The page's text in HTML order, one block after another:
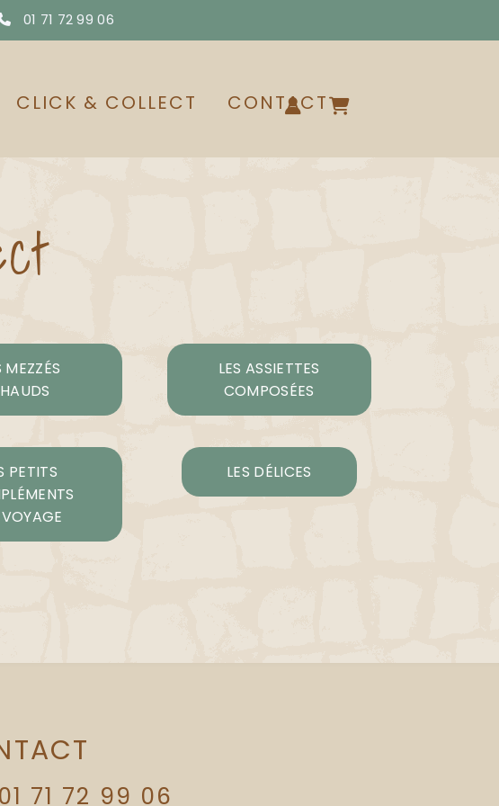
01 71 72 99 06
CLICK & COLLECT CONTACT
MEZZÉS
LES ASSIETTES
COMPOSÉES
PETITS
LES DÉLICES
71 72 99 06